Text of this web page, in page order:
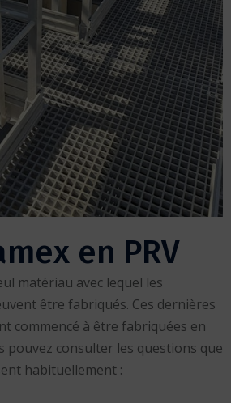
en PRV
matériau avec lequel les
être fabriqués. Ces dernières
commencé à être fabriquées en
pouvez consulter les questions que
habituellement :